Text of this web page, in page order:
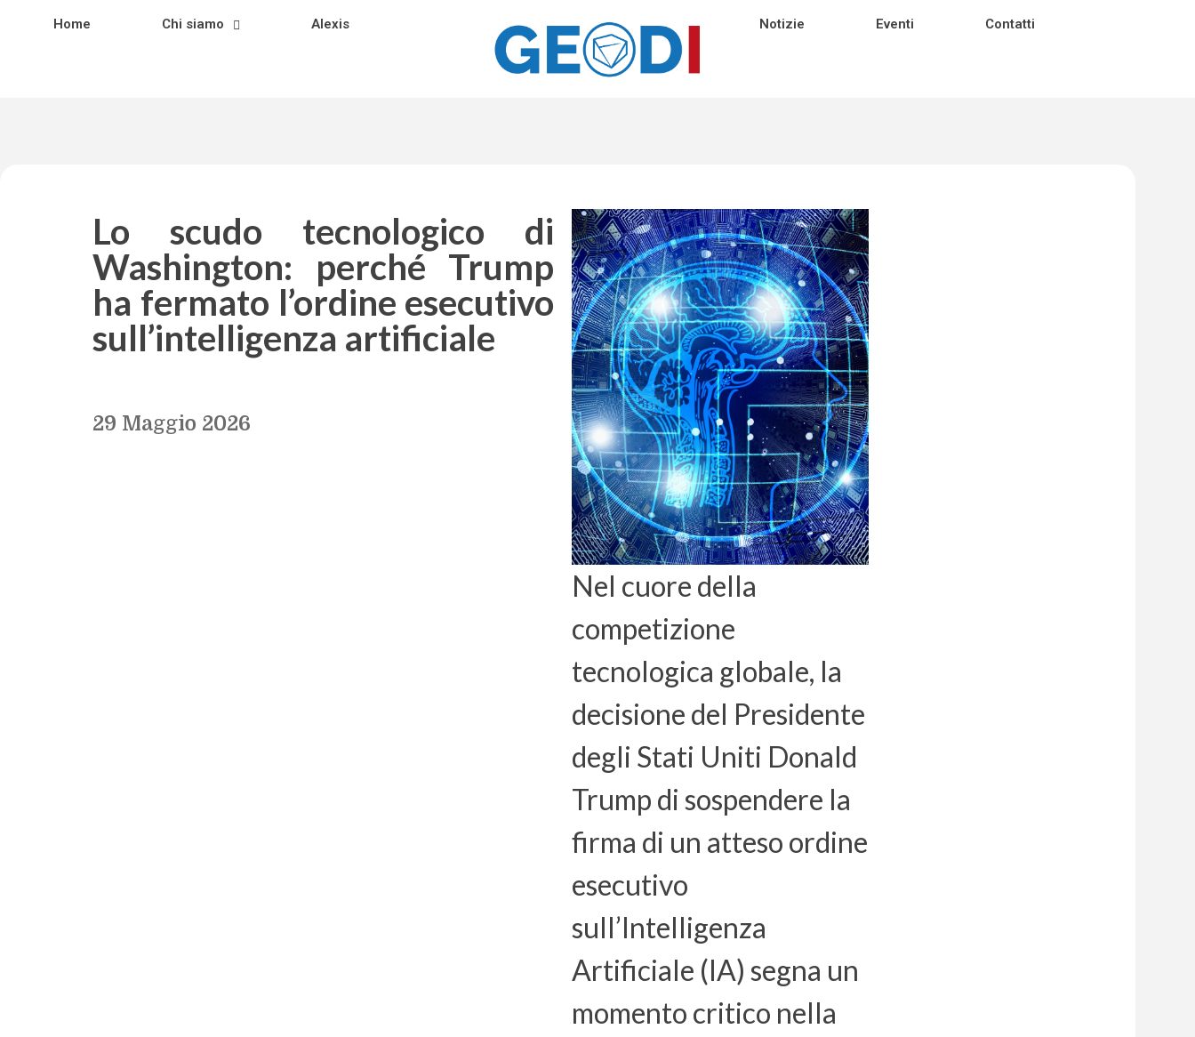
Home Chi siamo Alexis Notizie Eventi Contatti
Lo scudo tecnologico di
Washington: perché Trump
ha fermato l’ordine esecutivo
sull’intelligenza artificiale
29 Maggio 2026
Nel cuore della
competizione
tecnologica globale, la
decisione del Presidente
degli Stati Uniti Donald
Trump di sospendere la
firma di un atteso ordine
esecutivo
sull’Intelligenza
Artificiale (IA) segna un
momento critico nella